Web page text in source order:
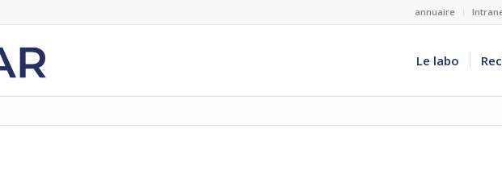
annuaire
Le labo